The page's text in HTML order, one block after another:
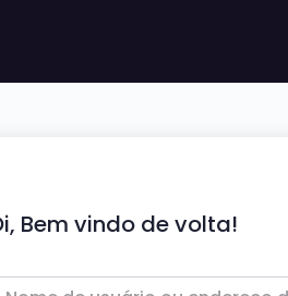
Bem vindo de volta!